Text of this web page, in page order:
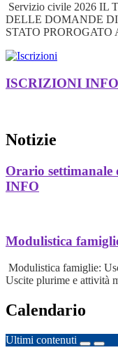
Servizio civile 2026 IL
DELLE DOMANDE
STATO PROROGATO
ISCRIZIONI INFO
Notizie
Orario settimanale
INFO
Modulistica
Modulistica famiglie:
Uscite plurime e attività
Calendario
Ultimi contenuti